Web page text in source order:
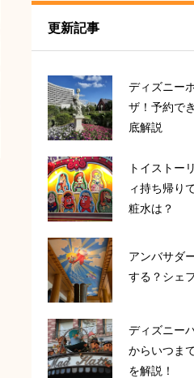
更新記事
ディズニー
ザ！予約で
底解説
トイストー
ィ持ち帰り
粧水は？
アンバサダ
する？シェ
ディズニー
からいつま
を解説！